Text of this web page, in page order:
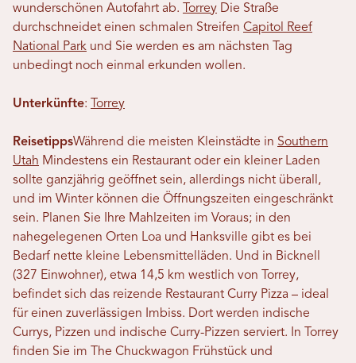
wunderschönen Autofahrt ab.
Torrey Die Straße
durchschneidet einen schmalen Streifen Capitol Reef
National Park und Sie werden es am nächsten Tag
unbedingt noch einmal erkunden wollen.
Unterkünfte: Torrey
ReisetippsWährend die meisten Kleinstädte in Southern
Utah Mindestens ein Restaurant oder ein kleiner Laden
sollte ganzjährig geöffnet sein, allerdings nicht überall,
und im Winter können die Öffnungszeiten eingeschränkt
sein. Planen Sie Ihre Mahlzeiten im Voraus; in den
nahegelegenen Orten Loa und Hanksville gibt es bei
Bedarf nette kleine Lebensmittelläden. Und in Bicknell
(327 Einwohner), etwa 14,5 km westlich von Torrey,
befindet sich das reizende Restaurant Curry Pizza – ideal
für einen zuverlässigen Imbiss. Dort werden indische
Currys, Pizzen und indische Curry-Pizzen serviert. In Torrey
finden Sie im The Chuckwagon Frühstück und